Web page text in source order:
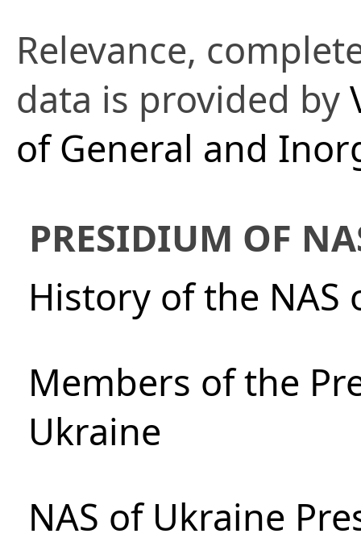
Relevance,
data is provided by
of General and
PRESIDIUM OF
History of the NAS
Members of the
Ukraine
NAS of Ukraine